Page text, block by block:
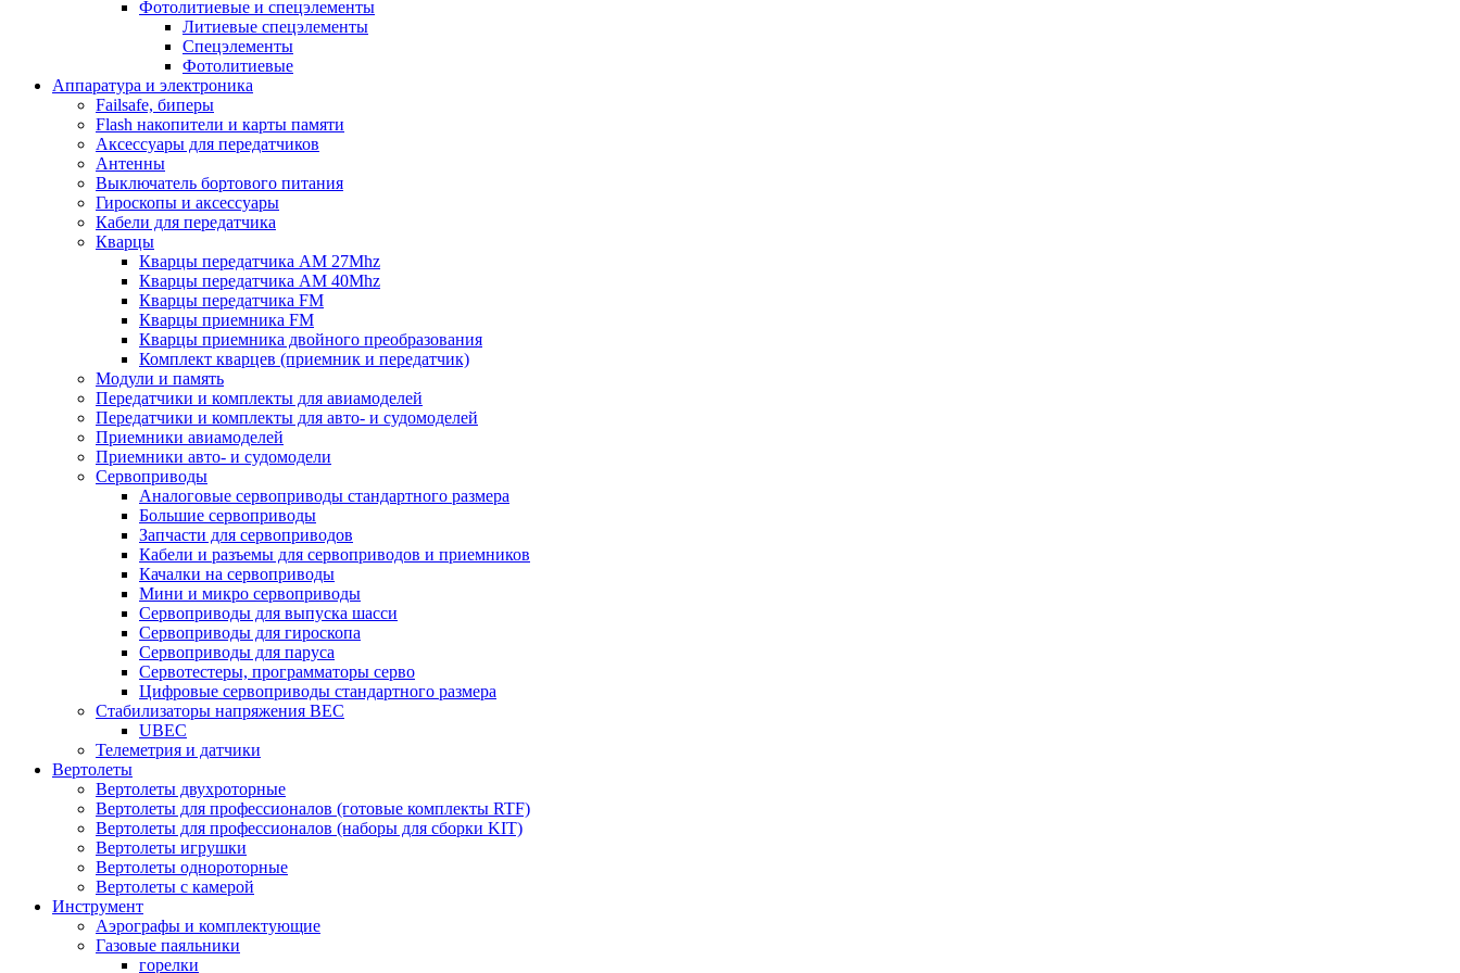
Фотолитиевые и спецэлементы
Литиевые спецэлементы
Спецэлементы
Фотолитиевые
Аппаратура и электроника
Failsafe, биперы
Flash накопители и карты памяти
Аксессуары для передатчиков
Антенны
Выключатель бортового питания
Гироскопы и аксессуары
Кабели для передатчика
Кварцы
Кварцы передатчика AM 27Mhz
Кварцы передатчика AM 40Mhz
Кварцы передатчика FM
Кварцы приемника FM
Кварцы приемника двойного преобразования
Комплект кварцев (приемник и передатчик)
Модули и память
Передатчики и комплекты для авиамоделей
Передатчики и комплекты для авто- и судомоделей
Приемники авиамоделей
Приемники авто- и судомодели
Сервоприводы
Аналоговые сервоприводы стандартного размера
Большие сервоприводы
Запчасти для сервоприводов
Кабели и разъемы для сервоприводов и приемников
Качалки на сервоприводы
Мини и микро сервоприводы
Сервоприводы для выпуска шасси
Сервоприводы для гироскопа
Сервоприводы для паруса
Сервотестеры, программаторы серво
Цифровые сервоприводы стандартного размера
Стабилизаторы напряжения BEC
UBEC
Телеметрия и датчики
Вертолеты
Вертолеты двухроторные
Вертолеты для профессионалов (готовые комплекты RTF)
Вертолеты для профессионалов (наборы для сборки KIT)
Вертолеты игрушки
Вертолеты однороторные
Вертолеты с камерой
Инструмент
Аэрографы и комплектующие
Газовые паяльники
горелки